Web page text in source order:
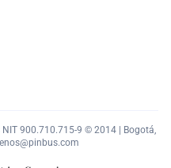
NIT 900.710.715-9 © 2014 | Bogotá,